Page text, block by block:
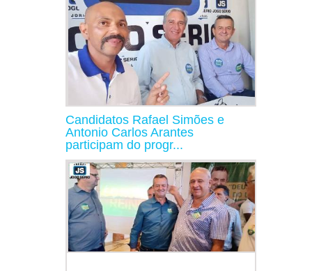
Candidatos Rafael Simões e
Antonio Carlos Arantes
participam do progr...